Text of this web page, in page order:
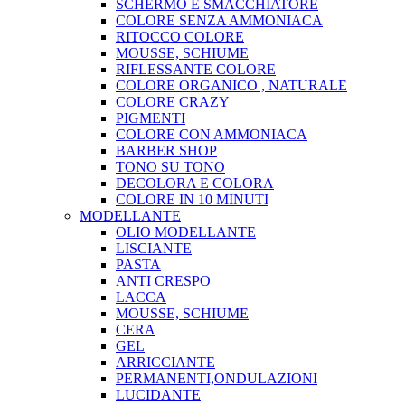
SCHERMO E SMACCHIATORE
COLORE SENZA AMMONIACA
RITOCCO COLORE
MOUSSE, SCHIUME
RIFLESSANTE COLORE
COLORE ORGANICO , NATURALE
COLORE CRAZY
PIGMENTI
COLORE CON AMMONIACA
BARBER SHOP
TONO SU TONO
DECOLORA E COLORA
COLORE IN 10 MINUTI
MODELLANTE
OLIO MODELLANTE
LISCIANTE
PASTA
ANTI CRESPO
LACCA
MOUSSE, SCHIUME
CERA
GEL
ARRICCIANTE
PERMANENTI,ONDULAZIONI
LUCIDANTE